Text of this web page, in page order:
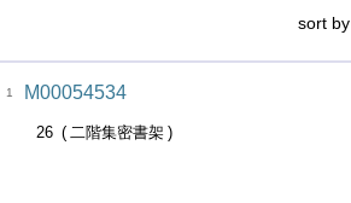
sort by
1 M00054534
26 二階集密書架